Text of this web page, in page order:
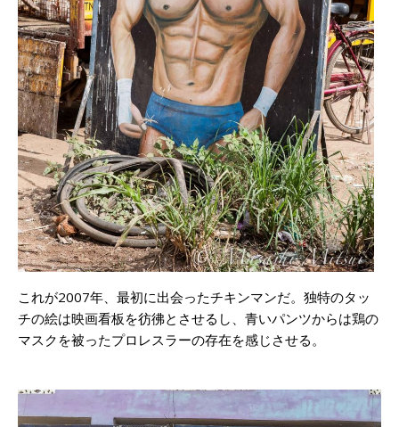
これが2007年、最初に出会ったチキンマンだ。独特のタッ
チの絵は映画看板を彷彿とさせるし、青いパンツからは鶏の
マスクを被ったプロレスラーの存在を感じさせる。